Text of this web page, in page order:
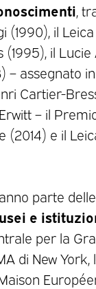
,
(1990), il
(1995), il Lucie
– assegnato
Cartier-
– il
(2014) e il
parte delle
e
per la
di New